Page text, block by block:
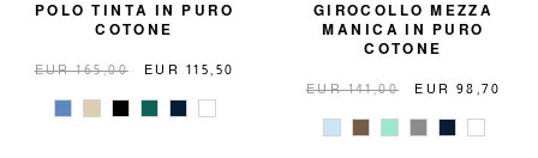
POLO TINTA IN PURO
COTONE
EUR 165,00 EUR 115,50
GIROCOLLO MEZZA
MANICA IN PURO
COTONE
EUR 141,00 EUR 98,70